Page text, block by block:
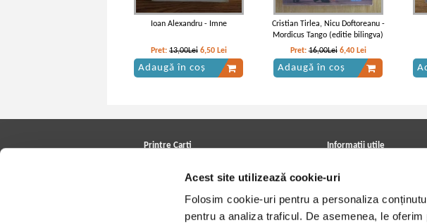
Acest site utilizează cookie-uri
Folosim cookie-uri pentru a personaliza
pentru a analiza traficul. De asemenea, le
Ioan Alexandru - Imne
Pret: 13,00Lei 6,50 Lei
Adaugă în coș
Cristian Tirlea, Nicu Doftoreanu -
Mordicus Tango (editie bilingva)
Pret:16,00Lei 6,40 Lei
Adaugă în coș
Printre Carti Informatii utile
Achizitii viniluri, casete, CD/DVD
Cum cumpar?
Politica de livrare